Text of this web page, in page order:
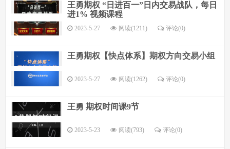
王勇期权 “日进百一”日内交易战队，每日
进1% 视频课程
2023-5-27 阅读(1211) 评论(0)
王勇期权【快点体系】期权方向交易小组
2023-5-27 阅读(1262) 评论(0)
王勇 期权时间课9节
2023-5-23 阅读(793) 评论(0)